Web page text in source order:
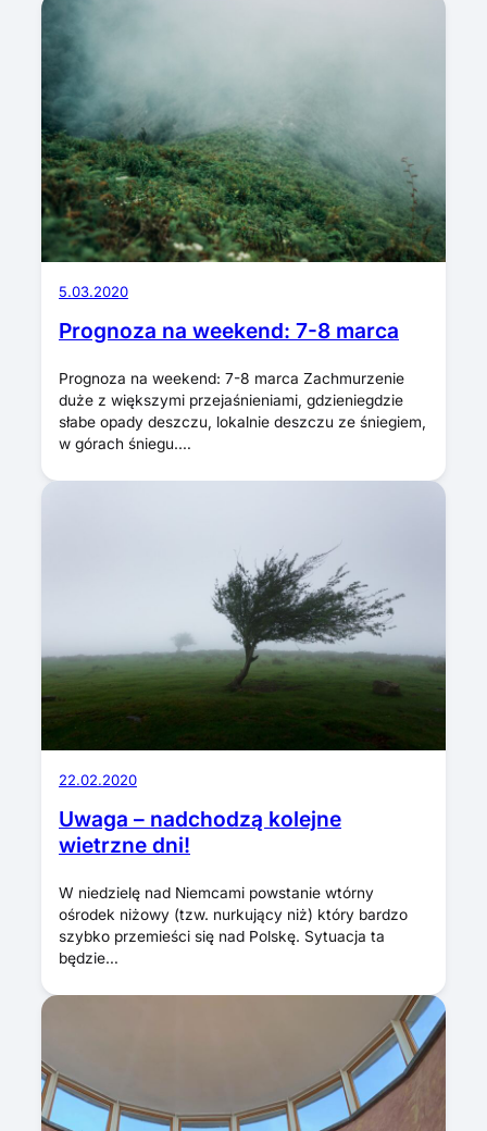
5.03.2020
Prognoza na weekend: 7-8 marca
Prognoza na weekend: 7-8 marca Zachmurzenie
duże z większymi przejaśnieniami, gdzieniegdzie
słabe opady deszczu, lokalnie deszczu ze śniegiem,
w górach śniegu.…
22.02.2020
Uwaga – nadchodzą kolejne
wietrzne dni!
W niedzielę nad Niemcami powstanie wtórny
ośrodek niżowy (tzw. nurkujący niż) który bardzo
szybko przemieści się nad Polskę. Sytuacja ta
będzie…